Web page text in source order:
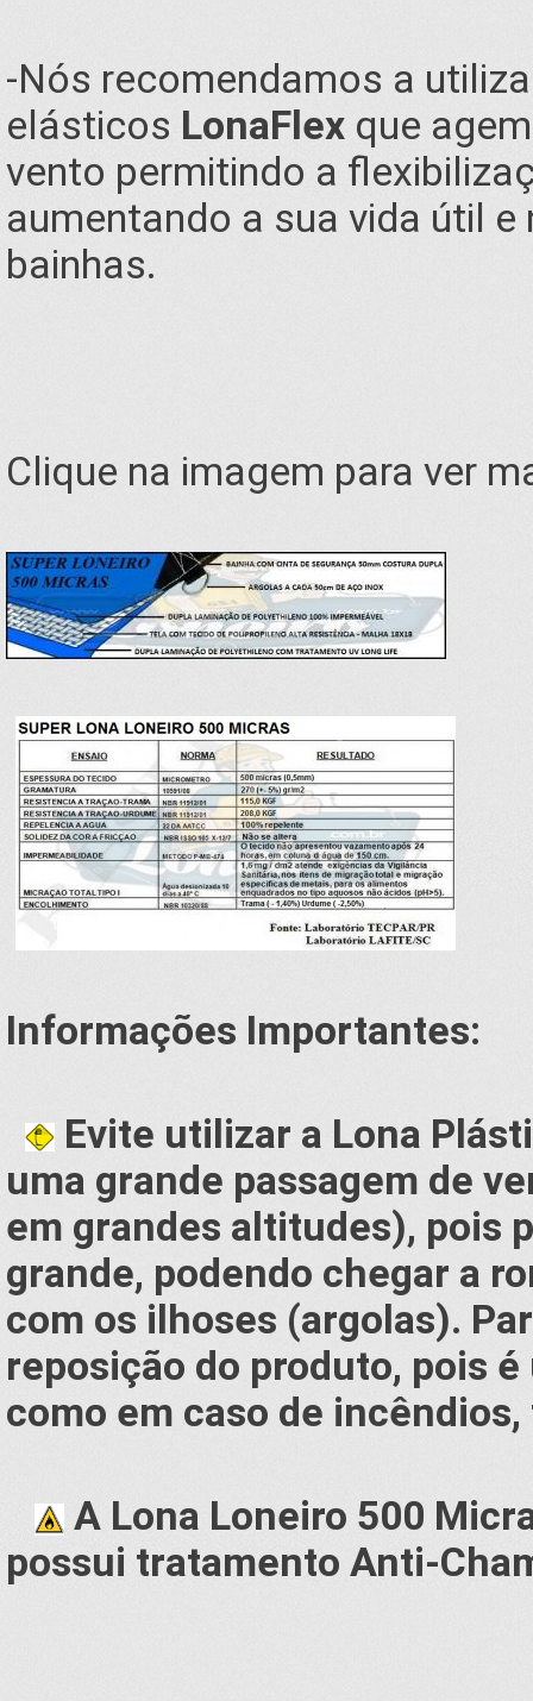
-Nós recomendamos a
elásticos LonaFlex que
vento permitindo a
aumentando a sua vida útil
bainhas.
Clique na imagem para ver
Informações Importantes:
Evite utilizar a Lona
uma grande passagem de
em grandes altitudes), pois
grande, podendo chegar a
com os ilhoses (argolas).
reposição do produto, pois
como em caso de
A Lona Loneiro 500
possui tratamento Anti-